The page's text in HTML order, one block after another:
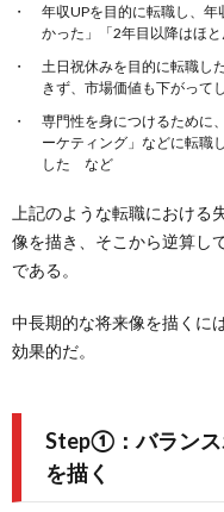
年収UPを目的に転職し、
かった」「2年目以降はほと
土日祝休みを目的に転職し
きず、市場価値も下がって
専門性を身につけるために
ーケティング」などに転職
した など
上記のような転職におけ
像を描き、そこから逆算し
である。
中長期的な将来像を描くに
効果的だ。
Step①：バランス
を描く